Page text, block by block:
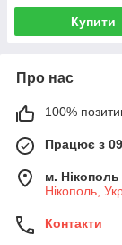
Купити
Про нас
100%
Працює з
м. Нікополь
Нікополь,
Контакти